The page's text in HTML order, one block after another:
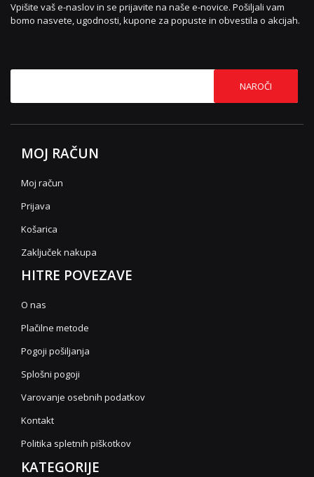
Vpišite vaš e-naslov in se prijavite na naše e-novice. Pošiljali vam
bomo nasvete, ugodnosti, kupone za popuste in obvestila o akcijah.
NAROČI
MOJ RAČUN
Moj račun
Prijava
Košarica
Zaključek nakupa
HITRE POVEZAVE
O nas
Plačilne metode
Pogoji pošiljanja
Splošni pogoji
Varovanje osebnih podatkov
Kontakt
Politika spletnih piškotkov
KATEGORIJE